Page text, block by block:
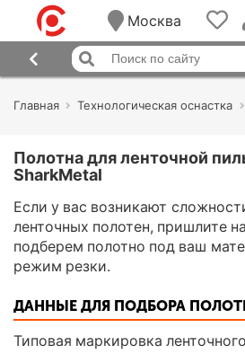
Москва
Главная Технологическая оснастка
Полотна для ленточной
SharkMetal
Если у вас возникают
ленточных полотен, пришлите
подберем полотно под ваш
режим резки.
ДАННЫЕ ДЛЯ ПОДБОРА
Типовая маркировка